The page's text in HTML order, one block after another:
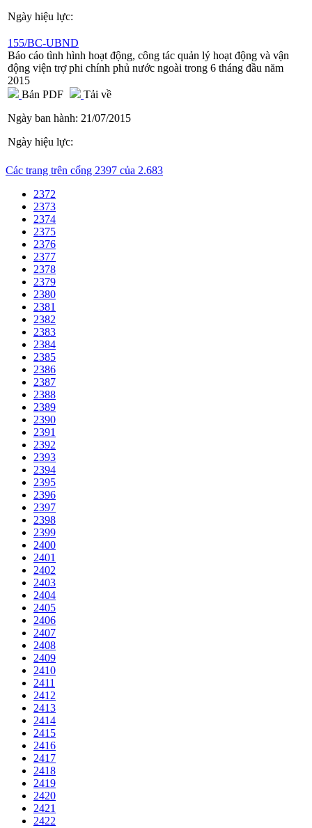
Ngày hiệu lực:
155/BC-UBND
Báo cáo tình hình hoạt động, công tác quản lý hoạt động và vận
động viện trợ phi chính phủ nước ngoài trong 6 tháng đầu năm
2015
Bản PDF
Tải về
Ngày ban hành: 21/07/2015
Ngày hiệu lực:
Các trang trên cổng 2397 của 2.683
2372
2373
2374
2375
2376
2377
2378
2379
2380
2381
2382
2383
2384
2385
2386
2387
2388
2389
2390
2391
2392
2393
2394
2395
2396
2397
2398
2399
2400
2401
2402
2403
2404
2405
2406
2407
2408
2409
2410
2411
2412
2413
2414
2415
2416
2417
2418
2419
2420
2421
2422